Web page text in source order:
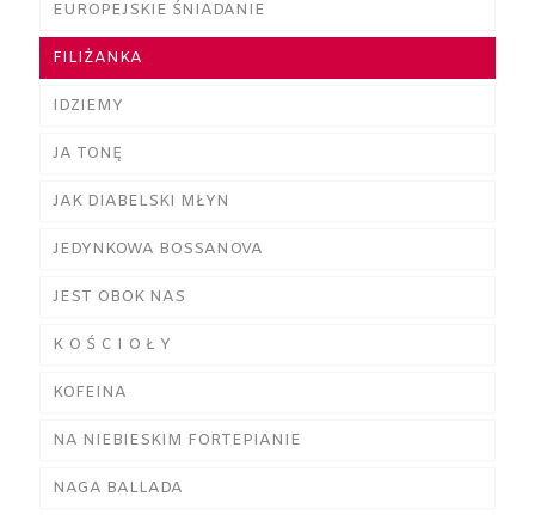
EUROPEJSKIE ŚNIADANIE
FILIŻANKA
IDZIEMY
JA TONĘ
JAK DIABELSKI MŁYN
JEDYNKOWA BOSSANOVA
JEST OBOK NAS
K O Ś C I O Ł Y
KOFEINA
NA NIEBIESKIM FORTEPIANIE
NAGA BALLADA